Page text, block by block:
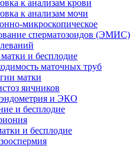
к анализам крови
к анализам мочи
микроскопическое
сперматозоидов (ЭМИC)
и бесплодие
маточных труб
матки
яичников
и ЭКО
и бесплодие
и бесплодие